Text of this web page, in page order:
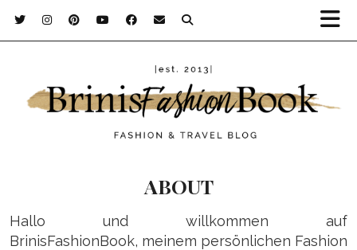
ABOUT
Hallo und willkommen auf
BrinisFashionBook, meinem persönlichen Fashion